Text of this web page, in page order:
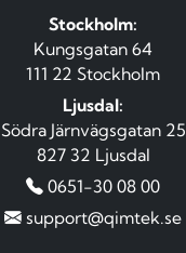
Stockholm:
Kungsgatan 64
111 22 Stockholm
Ljusdal:
Södra Järnvägsgatan 25
827 32 Ljusdal
0651-30 08 00
support@qimtek.se